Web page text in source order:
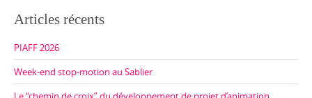
Articles récents
PIAFF 2026
Week-end stop-motion au Sablier